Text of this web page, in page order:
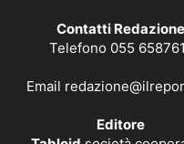
Contatti Redazione
Telefono 055
Email
Editore